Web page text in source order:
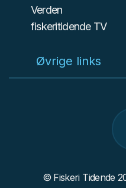
Verden
fiskeritidende TV
Øvrige links
© Fiskeri Tidende